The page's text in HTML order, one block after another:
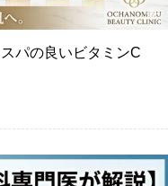
パの良いビタミンC